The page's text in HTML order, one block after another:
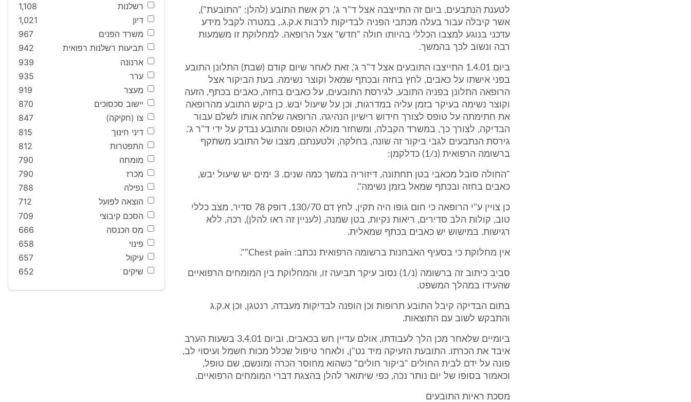
לטענת הנתבעים, ביום זה התייצבה אצל ד"ר ג', רק אשת התובע (להלן: "התובעת"),
אשר קיבלה עבור בעלה מכתבי הפניה לבדיקות לרבות א.ק.ג., במטרה לקבל מידע
עדכני בנוגע למצבו הכללי בהיותו חולה "חדש" אצל הרופאה. למחלוקת זו משמעות
רבה ונשוב לכך בהמשך.
ביום 1.4.01 התייצבו התובעים אצל ד"ר ג', זאת לאחר שיום קודם (שבת) התלונן התובע
בפני אישתו על כאבים, לחץ בחזה ובכתף שמאל וקוצר נשימה. בעת הביקור אצל
הרופאה התלונן בפניה התובע, לגירסת התובעים, על כאבים בחזה, כאבים בכתף, הזעה
וקוצר נשימה בעיקר בזמן עליה במדרגות, וכן על שיעול יבש. כן ביקש התובע מהרופאה
את חתימתה על טופס לצורך חידוש רישיון הנהיגה. הרופאה שלחה אותו לשלם עבור
הבדיקה, לצורך כך, במשרד הקבלה, ומשחזר מולא הטופס והתובע נבדק על ידי ד"ר ג'.
גירסת הנתבעים לגבי ביקור זה שונה, בחלקה, ולטענתם, מצבו של התובע משתקף
ברשומה הרפואית (נ/1) כדלקמן:
"החולה סובל מכאבי בטן תחתונה, דיזוריה במשך כמה שנים. 3 ימים יש שיעול יבש,
כאבים בחזה ובכתף שמאל בזמן נשימה".
כן צויין ע"י הרופאה כי חום גופו היה תקין, לחץ דם 130/70, דופק 78 סדיר, מצב כללי
טוב, קולות הלב סדירים, ריאות נקיות, בטן שמנה, (לעניין זה ראו להלן), רכה, ללא
רגישות. במישוש יש כאבים בכתף שמאלית.
אין מחלוקת כי בסעיף האבחנות ברשומה הרפואית נכתב: Chest pain"".
סביב כיתוב זה ברשומה (נ/1) נסוב עיקר תביעה זו, והמחלוקת בין המומחים הרפואיים
שהעידו במהלך המשפט.
בתום הבדיקה קיבל התובע תרופות וכן הופנה לבדיקות מעבדה, רנטגן, וכן א.ק.ג
והתבקש לשוב עם התוצאות.
ביומיים שלאחר מכן הלך לעבודתו, אולם עדיין חש בכאבים, וביום 3.4.01 בשעות הערב
איבד את הכרתו. התובעת הזעיקה מיד נט"ן, ולאחר טיפול שכלל מכות חשמל ועיסוי לב,
פונה על ידם לבית החולים "ביקור חולים" כשהוא מחוסר הכרה ומונשם, שם טופל,
וכאמור בסופו של יום נותר נכה, כפי שיתואר להלן בהצגת דברי המומחים הרפואיים.
מסכת ראיות התובעים
רשלנות
1,108
דיון
1,021
משרד הפנים
967
תביעות רשלנות רפואית
942
ארנונה
939
ערר
935
מעצר
919
יישוב סכסוכים
870
צו (חקיקה)
847
דיני חינוך
815
התפטרות
812
מומחה
790
מכרז
790
נפילה
788
הוצאה לפועל
712
הסכם קיבוצי
709
מס הכנסה
666
פינוי
658
עיקול
657
שיקים
652